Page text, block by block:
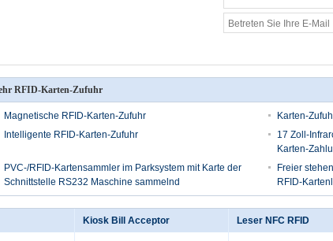
RFID-Karten-Zufuhr
Magnetische RFID-Karten-Zufuhr
Karten-
Intelligente RFID-Karten-Zufuhr
17 Zoll-
Karten-
PVC-/RFID-Kartensammler im Parksystem mit Karte der
Schnittstelle RS232 Maschine sammelnd
Freier
RFID-
Kiosk Bill Acceptor Leser NFC RFID